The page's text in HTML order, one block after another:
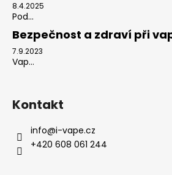
8.4.2025
Pod...
Bezpečnost a zdraví při
7.9.2023
Vap...
Kontakt
info@i-vape.cz
+420 608 061 244